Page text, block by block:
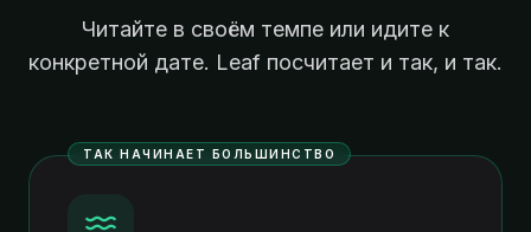
Читайте в своём темпе или идите к
конкретной дате. Leaf посчитает и так, и так.
ТАК НАЧИНАЕТ БОЛЬШИНСТВО